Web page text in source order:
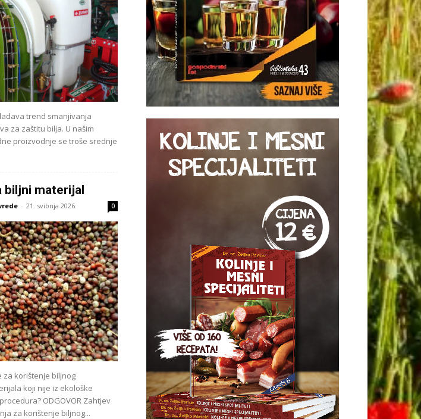
trend smanjivanja
za zaštitu bilja. U našim
proizvodnje se troše srednje
biljni materijal
- 21. svibnja 2026. 0
za korištenje biljnog
koji nije iz ekološke
ODGOVOR Zahtjev
za korištenje biljnog...